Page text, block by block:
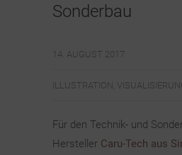
Sonderbau
14. AUGUST 2017
ILLUSTRATION
Für den Technik- und
Hersteller Caru-Tech aus